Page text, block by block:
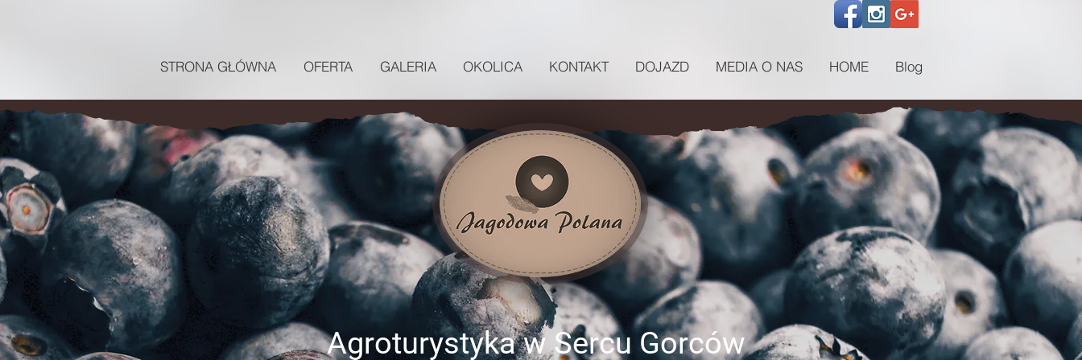
STRONA GŁÓWNA OFERTA GALERIA OKOLICA KONTAKT DOJAZD MEDIA O NAS HOME Blog
Agroturystyka w Sercu Gorców